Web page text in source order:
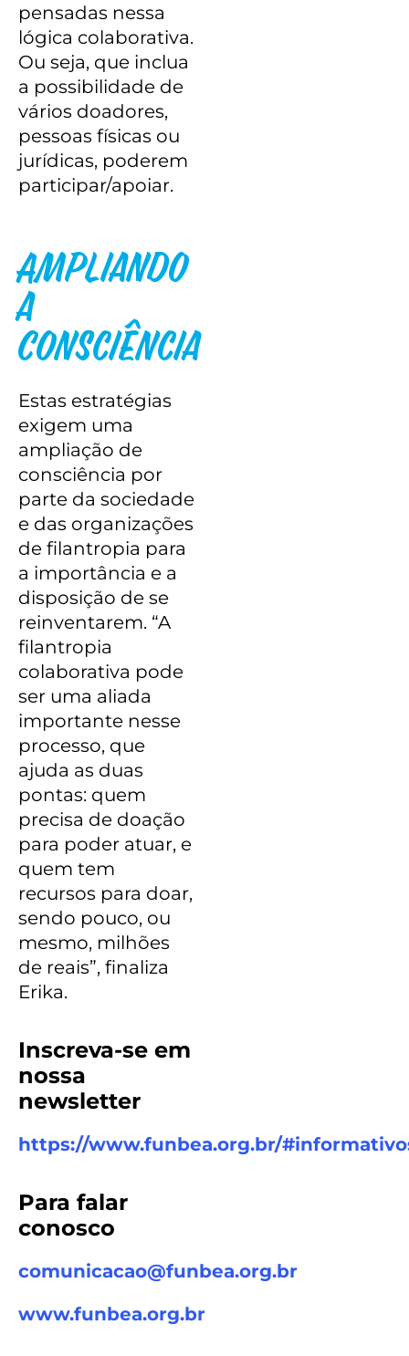
pensadas nessa
lógica colaborativa.
Ou seja, que inclua
a possibilidade de
vários doadores,
pessoas físicas ou
jurídicas, poderem
participar/apoiar.
Ampliando
a
Consciência
Estas estratégias
exigem uma
ampliação de
consciência por
parte da sociedade
e das organizações
de filantropia para
a importância e a
disposição de se
reinventarem. “A
filantropia
colaborativa pode
ser uma aliada
importante nesse
processo, que
ajuda as duas
pontas: quem
precisa de doação
para poder atuar, e
quem tem
recursos para doar,
sendo pouco, ou
mesmo, milhões
de reais”, finaliza
Erika.
Inscreva-se em
nossa
newsletter
https://www.funbea.org.br/
Para falar
conosco
comunicacao@funbea.org.br
www.funbea.org.br